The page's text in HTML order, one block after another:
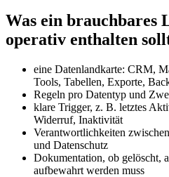
Was ein brauchbares
operativ enthalten
eine Datenlandkarte: CRM,
Tools, Tabellen, Exporte,
Regeln pro Datentyp und
klare Trigger, z. B. letztes
Widerruf, Inaktivität
Verantwortlichkeiten
und Datenschutz
Dokumentation, ob gelöscht,
aufbewahrt werden muss